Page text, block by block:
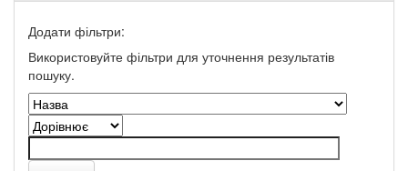
Додати фільтри:
Використовуйте фільтри для уточнення результатів
пошуку.